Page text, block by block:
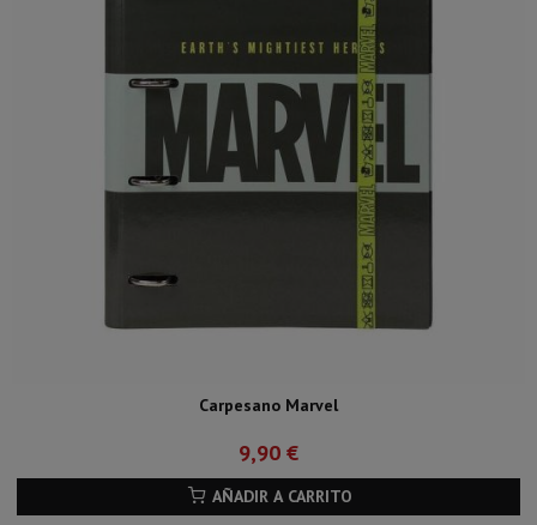
Carpesano Marvel
9,90 €
AÑADIR A CARRITO